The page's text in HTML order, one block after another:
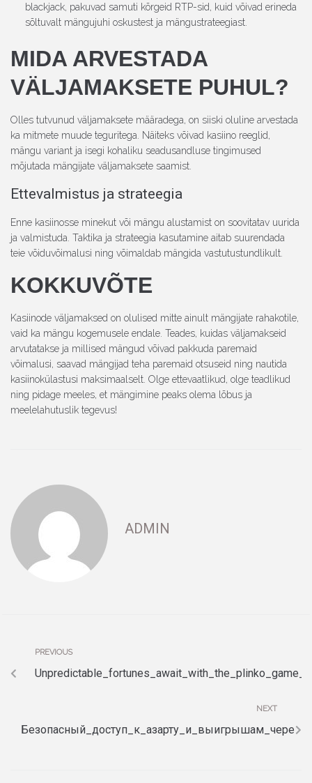
blackjack, pakuvad samuti kõrgeid RTP-sid, kuid võivad erineda
sõltuvalt mängujuhi oskustest ja mängustrateegiast.
MIDA ARVESTADA
VÄLJAMAKSETE PUHUL?
Olles tutvunud väljamaksete määradega, on siiski oluline arvestada
ka mitmete muude teguritega. Näiteks võivad kasiino reeglid,
mängu variant ja isegi kohaliku seadusandluse tingimused
mõjutada mängijate väljamaksete saamist.
Ettevalmistus ja strateegia
Enne kasiinosse minekut või mängu alustamist on soovitatav uurida
ja valmistuda. Taktika ja strateegia kasutamine aitab suurendada
teie võiduvõimalusi ning võimaldab mängida vastutustundlikult.
KOKKUVÕTE
Kasiinode väljamaksed on olulised mitte ainult mängijate rahakotile,
vaid ka mängu kogemusele endale. Teades, kuidas väljamakseid
arvutatakse ja millised mängud võivad pakkuda paremaid
võimalusi, saavad mängijad teha paremaid otsuseid ning nautida
kasiinokülastusi maksimaalselt. Olge ettevaatlikud, olge teadlikud
ning pidage meeles, et mängimine peaks olema lõbus ja
meelelahutuslik tegevus!
ADMIN
PREVIOUS
NEXT
Безопасный_доступ_к_азарту_и_выигрышам_чере